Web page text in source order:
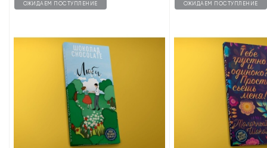
ОЖИДАЕМ ПОСТУПЛЕНИЕ ОЖИДАЕМ ПОСТУПЛЕНИЕ